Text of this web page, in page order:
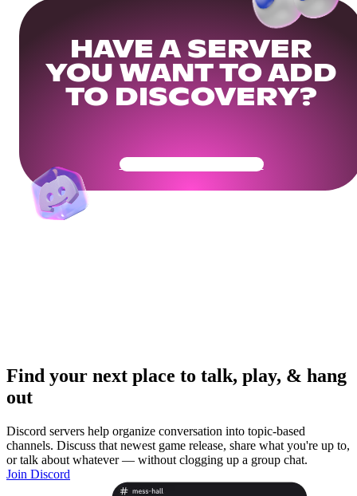
HAVE A SERVER
YOU WANT TO ADD
TO DISCOVERY?
Get Your Community Ready
Find your next place to talk, play, & hang
out
Discord servers help organize conversation into topic-based
channels. Discuss that newest game release, share what you're up to,
or talk about whatever — without clogging up a group chat.
Join Discord